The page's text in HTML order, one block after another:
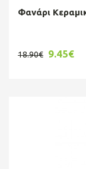
Φανάρι
18.90€ 9.45€